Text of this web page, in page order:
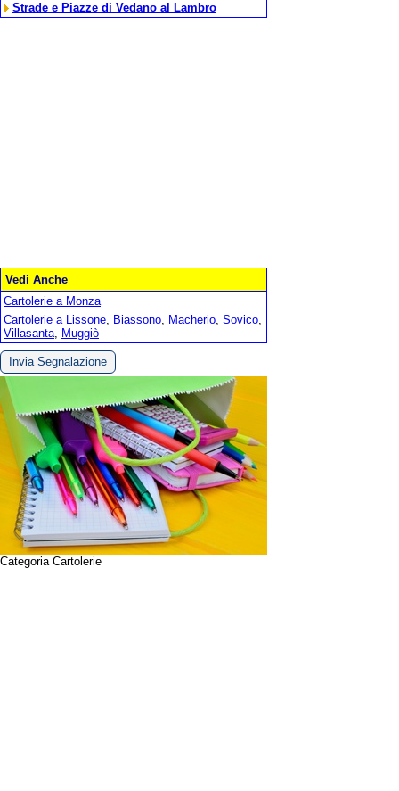
Strade e Piazze di Vedano al Lambro
Vedi Anche
Cartolerie a Monza
Cartolerie a Lissone, Biassono, Macherio, Sovico,
Villasanta, Muggiò
Invia Segnalazione
Categoria Cartolerie